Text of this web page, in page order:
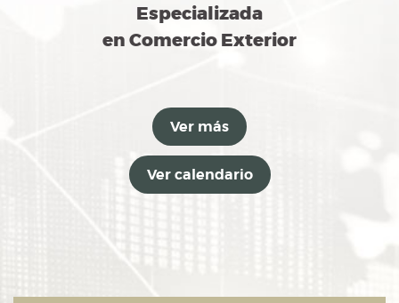
Especializada
en Comercio Exterior
Ver más
Ver calendario